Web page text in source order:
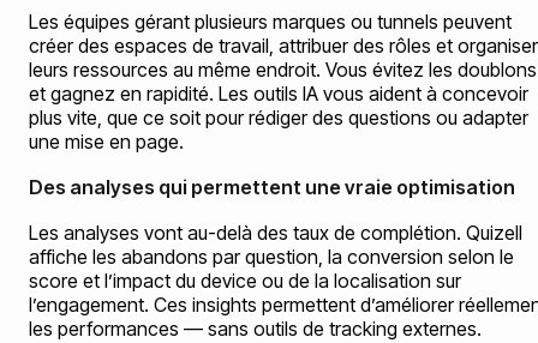
Les équipes gérant plusieurs marques ou tunnels peuvent
créer des espaces de travail, attribuer des rôles et organiser
leurs ressources au même endroit. Vous évitez les doublons
et gagnez en rapidité. Les outils IA vous aident à concevoir
plus vite, que ce soit pour rédiger des questions ou adapter
une mise en page.
Des analyses qui permettent une vraie optimisation
Les analyses vont au-delà des taux de complétion. Quizell
affiche les abandons par question, la conversion selon le
score et l’impact du device ou de la localisation sur
l’engagement. Ces insights permettent d’améliorer
les performances — sans outils de tracking externes.